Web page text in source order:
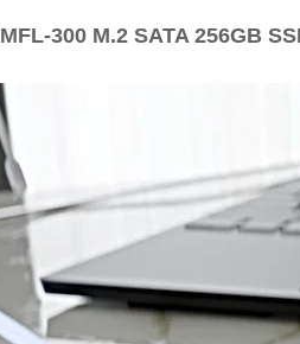
MFL-300 M.2 SATA 256GB